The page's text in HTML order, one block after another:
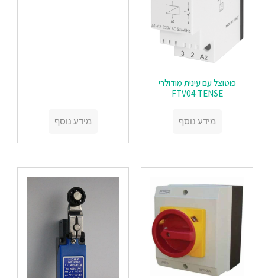
פוטוצל עם עינית מודולרי
FTV04 TENSE
מידע נוסף מידע נוסף